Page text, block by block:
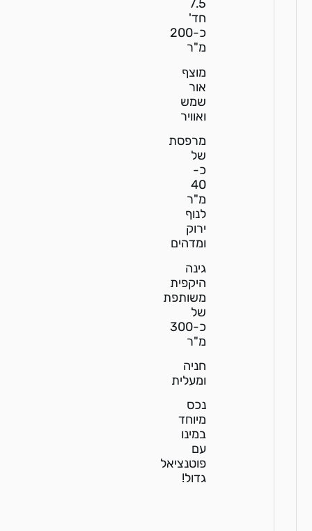
7.5
חד'
כ-200
מ"ר
מוצף
אור
שמש
ואוויר
מרפסת
של
כ-
40
מ"ר
לנוף
ירוק
ומדהים
גינה
היקפית
משותפת
של
כ-300
מ"ר
חניה
ומעלית
נכס
מיוחד
במינו
עם
פוטנציאל
גדול!